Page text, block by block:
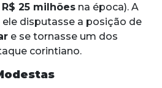
R$ 25 milhões na época). A
disputasse a posição de
e se tornasse um dos
corintiano.